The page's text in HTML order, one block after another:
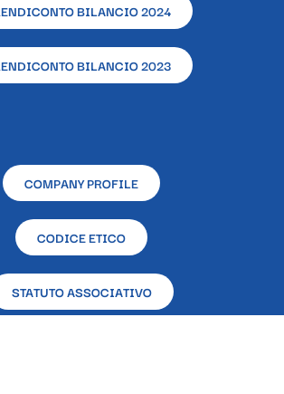
BILANCIO 2024
BILANCIO 2023
COMPANY PROFILE
CODICE ETICO
STATUTO ASSOCIATIVO